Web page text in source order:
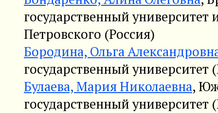
государственный
Петровского (Россия)
Бородина, Ольга
государственный университет
Булаева, Мария Николаевна,
государственный университет